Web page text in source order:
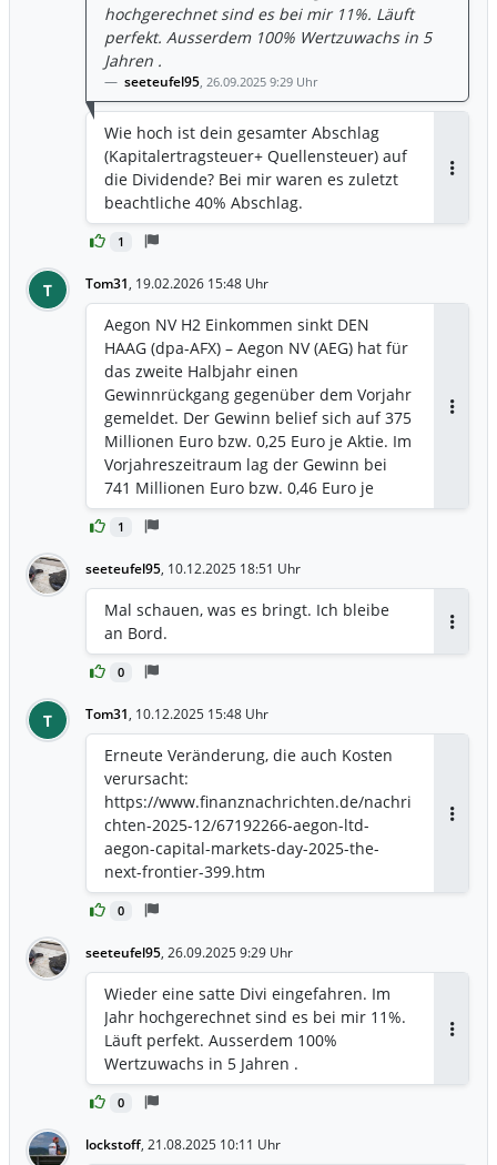
1
hochgerechnet sind es bei mir 11%. Läuft
perfekt. Ausserdem 100% Wertzuwachs in 5
Jahren .
seeteufel95, 26.09.2025 9:29 Uhr
Wie hoch ist dein gesamter Abschlag
(Kapitalertragsteuer+ Quellensteuer) auf
die Dividende? Bei mir waren es zuletzt
beachtliche 40% Abschlag.
T Tom31, 19.02.2026 15:48 Uhr
1
Aegon NV H2 Einkommen sinkt DEN
HAAG (dpa-AFX) – Aegon NV (AEG) hat für
das zweite Halbjahr einen
Gewinnrückgang gegenüber dem Vorjahr
gemeldet. Der Gewinn belief sich auf 375
Millionen Euro bzw. 0,25 Euro je Aktie. Im
Vorjahreszeitraum lag der Gewinn bei
741 Millionen Euro bzw. 0,46 Euro je
Aktie. Der Umsatz stieg im
Berichtszeitraum um 4,4 % auf 1,469
Euro). Aegon NV – Ergebnisse im
Überblick (GAAP): – Gewinn: 375 Mio.
Euro (Vorjahr: 741 Mio. Euro) – Gewinn je
Aktie: 0,25 Euro (Vorjahr: 0,46 Euro) –
Umsatz: 1,469 Mrd. Euro (Vorjahr: 1,407
seeteufel95, 10.12.2025 18:51 Uhr
0
Mal schauen, was es bringt. Ich bleibe
an Bord.
T Tom31, 10.12.2025 15:48 Uhr
0
Erneute Veränderung, die auch Kosten
verursacht:
https://www.finanznachrichten.de/nachri
chten-2025-12/67192266-aegon-ltd-
aegon-capital-markets-day-2025-the-
next-frontier-399.htm
seeteufel95, 26.09.2025 9:29 Uhr
0
Wieder eine satte Divi eingefahren. Im
Jahr hochgerechnet sind es bei mir 11%.
Läuft perfekt. Ausserdem 100%
Wertzuwachs in 5 Jahren .
lockstoff, 21.08.2025 10:11 Uhr